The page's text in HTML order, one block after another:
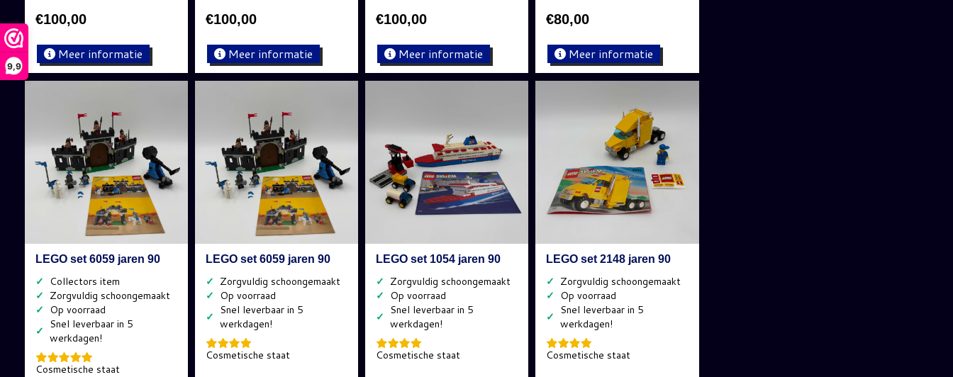
9,9
€100,00
Meer informatie
€100,00
Meer informatie
€100,00
Meer informatie
€80,00
Meer informatie
LEGO set 6059 jaren 90
✓
✓
✓
✓
Cosmetische staat
LEGO set 6059 jaren 90
✓
✓
✓
Cosmetische staat
LEGO set 1054 jaren 90
✓
✓
✓
Cosmetische staat
LEGO set 2148 jaren 90
✓
✓
✓
Cosmetische staat